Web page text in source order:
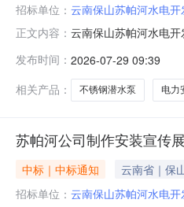
招标单位： 云南保山苏帕河水电开
正文内容： 云南保山苏帕河水电
15.53095万元（含税
其他利害关系人对公示
发布时间： 2026-07-29 09:39
相关产品：
不锈钢潜水泵 电力
苏帕河公司制作安装宣传
中标｜中标通知 云南省｜保
招标单位： 云南保山苏帕河水电开